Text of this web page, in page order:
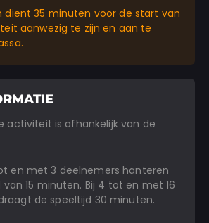
dient 35 minuten voor de start van
aanwezig te zijn en aan te
activiteit is afhankelijk van de
en met 3 deelnemers hanteren
15 minuten. Bij 4 tot en met 16
de speeltijd 30 minuten.